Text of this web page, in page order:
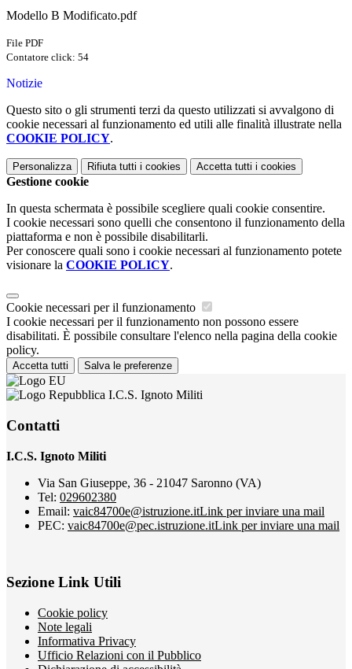
Modello B Modificato.pdf
File PDF
Contatore click: 54
Notizie
Questo sito o gli strumenti terzi da questo utilizzati si avvalgono di
cookie necessari al funzionamento ed utili alle finalità illustrate nella
COOKIE POLICY.
Personalizza Rifiuta tutti i cookies Accetta tutti i cookies
Gestione cookie
In questa schermata è possibile scegliere quali cookie consentire.
I cookie necessari sono quelli che consentono il funzionamento della
piattaforma e non è possibile disabilitarli.
Per conoscere quali sono i cookie necessari al funzionamento potete
visionare la COOKIE POLICY.
Cookie necessari per il funzionamento
I cookie necessari per il funzionamento non possono essere
disabilitati. È possibile consultare l'elenco nella pagina della cookie
policy.
Accetta tutti Salva le preferenze
I.C.S. Ignoto Militi
Contatti
I.C.S. Ignoto Militi
Via San Giuseppe, 36 - 21047 Saronno (VA)
Tel: 029602380
Email: vaic84700e@istruzione.itLink per inviare una mail
PEC: vaic84700e@pec.istruzione.itLink per inviare una mail
Sezione Link Utili
Cookie policy
Note legali
Informativa Privacy
Ufficio Relazioni con il Pubblico